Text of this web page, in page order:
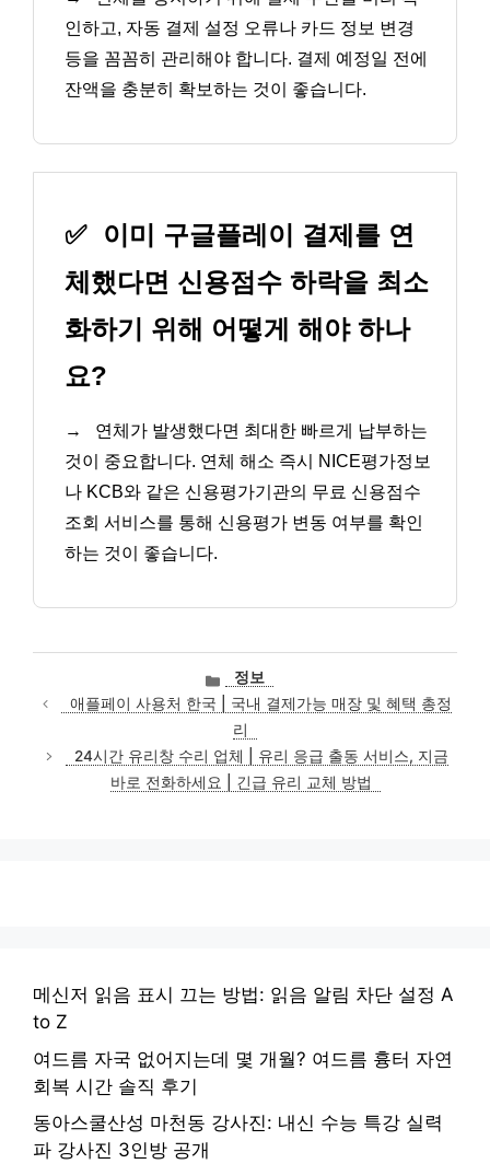
인하고, 자동 결제 설정 오류나 카드 정보 변경
등을 꼼꼼히 관리해야 합니다. 결제 예정일 전에
잔액을 충분히 확보하는 것이 좋습니다.
✅
이미 구글플레이 결제를 연
체했다면 신용점수 하락을 최소
화하기 위해 어떻게 해야 하나
요?
→
연체가 발생했다면 최대한 빠르게 납부하는
것이 중요합니다. 연체 해소 즉시 NICE평가정보
나 KCB와 같은 신용평가기관의 무료 신용점수
조회 서비스를 통해 신용평가 변동 여부를 확인
하는 것이 좋습니다.
카
테
고
리
정보
애플페이 사용처 한국 | 국내 결제가능 매장 및 혜택 총정
리
24시간 유리창 수리 업체 | 유리 응급 출동 서비스, 지금
바로 전화하세요 | 긴급 유리 교체 방법
메신저 읽음 표시 끄는 방법: 읽음 알림 차단 설정 A
to Z
여드름 자국 없어지는데 몇 개월? 여드름 흉터 자연
회복 시간 솔직 후기
동아스쿨산성 마천동 강사진: 내신 수능 특강 실력
파 강사진 3인방 공개